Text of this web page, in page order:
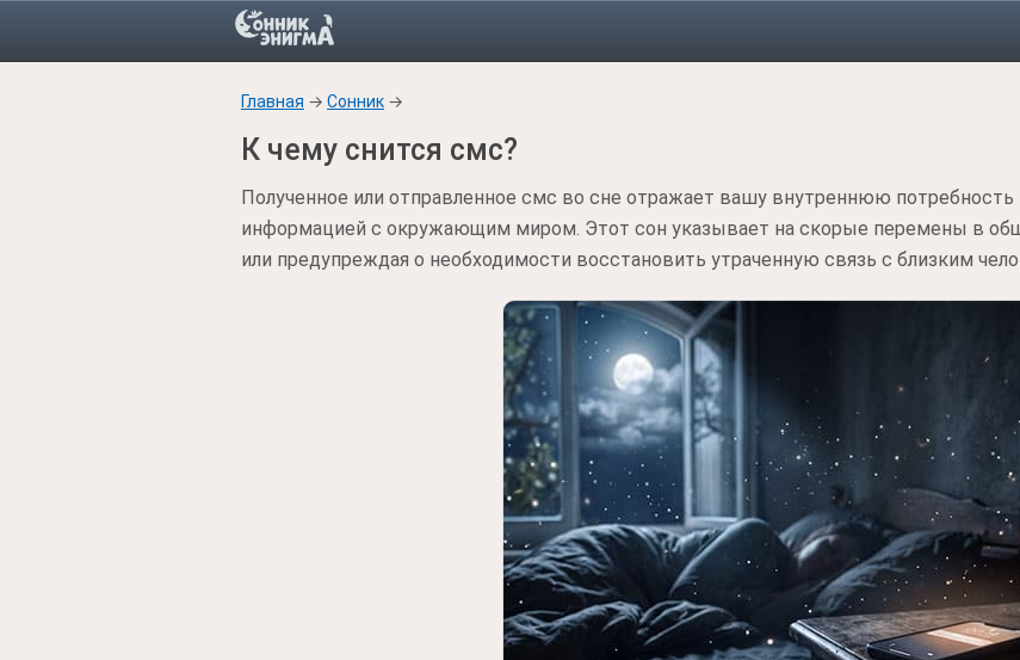
Главная → Сонник →
К чему снится смс?
Полученное или отправленное смс во сне отражает вашу внутреннюю
информацией с окружающим миром. Этот сон указывает на скорые перемены в
или предупреждая о необходимости восстановить утраченную связь с близким